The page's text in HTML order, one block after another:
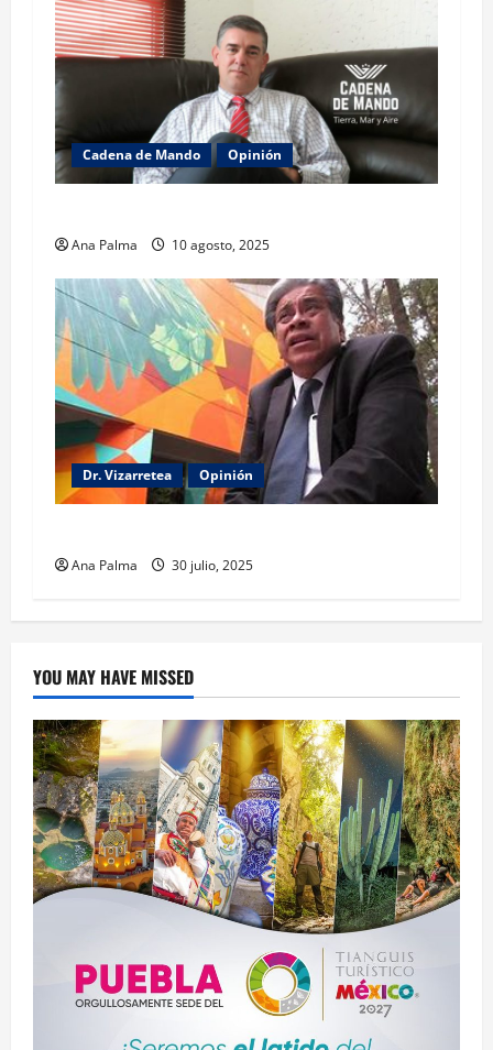
Cadena de Mando Opinión
Ana Palma 10 agosto, 2025
Dr. Vizarretea Opinión
Ana Palma 30 julio, 2025
YOU MAY HAVE MISSED